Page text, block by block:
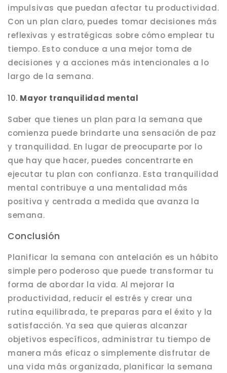
impulsivas que puedan afectar tu productividad.
Con un plan claro, puedes tomar decisiones más
reflexivas y estratégicas sobre cómo emplear tu
tiempo. Esto conduce a una mejor toma de
decisiones y a acciones más intencionales a lo
largo de la semana.
10. Mayor tranquilidad mental
Saber que tienes un plan para la semana que
comienza puede brindarte una sensación de paz
y tranquilidad. En lugar de preocuparte por lo
que hay que hacer, puedes concentrarte en
ejecutar tu plan con confianza. Esta tranquilidad
mental contribuye a una mentalidad más
positiva y centrada a medida que avanza la
semana.
Conclusión
Planificar la semana con antelación es un hábito
simple pero poderoso que puede transformar tu
forma de abordar la vida. Al mejorar la
productividad, reducir el estrés y crear una
rutina equilibrada, te preparas para el éxito y la
satisfacción. Ya sea que quieras alcanzar
objetivos específicos, administrar tu tiempo de
manera más eficaz o simplemente disfrutar de
una vida más organizada, planificar la semana